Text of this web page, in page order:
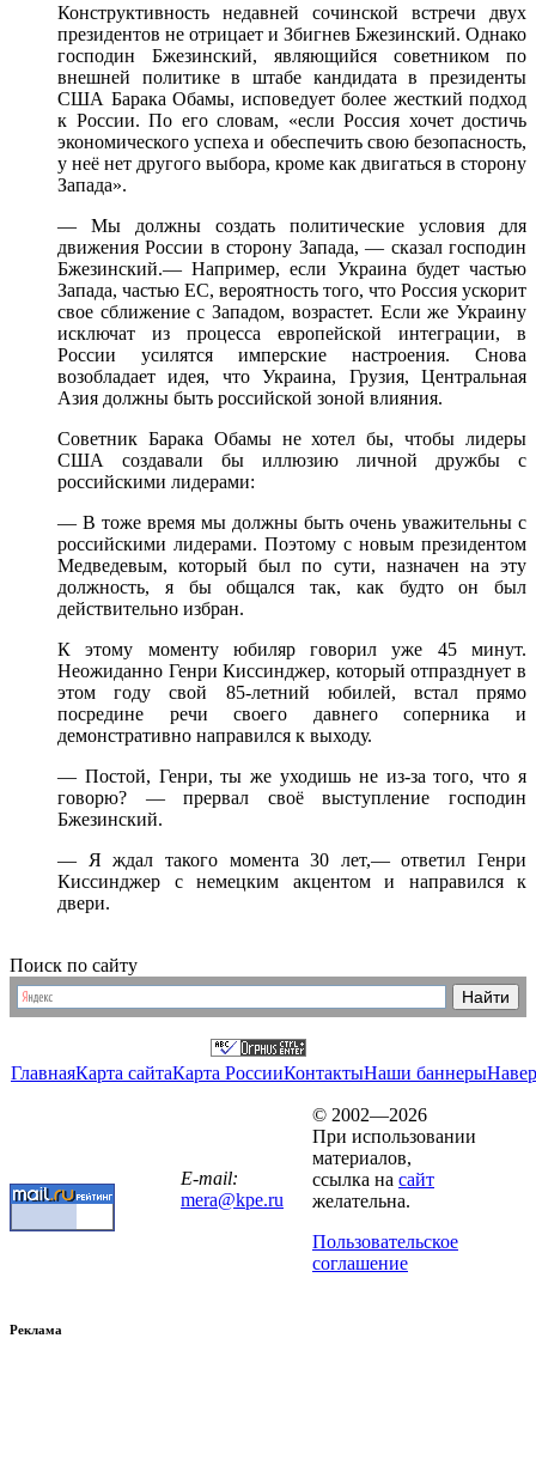
Конструктивность недавней сочинской встречи двух
президентов не отрицает и Збигнев Бжезинский. Однако
господин Бжезинский, являющийся советником по
внешней политикев штабе кандидатав президенты
США Барака Обамы, исповедует более жесткий подход
к России. По егословам, «если Россия хочет достичь
экономического успехаи обеспечитьсвою безопасность,
у неё нет другого выбора, кроме как двигаться в сторону
Запада».
— Мы должны создать политические условия для
движения России в сторону Запада, — сказал господин
Бжезинский.— Например, если Украина будет частью
Запада, частью ЕС, вероятность того, что Россия ускорит
свое сближениес Западом, возрастет. Если же Украину
исключат из процесса европейской интеграции, в
России усилятся имперские настроения. Снова
возобладает идея, что Украина, Грузия, Центральная
Азия должны быть российской зоной влияния.
Советник Барака Обамы не хотел бы, чтобы лидеры
США создавали бы иллюзию личной дружбы с
российскими лидерами:
— В тоже время мы должны быть очень уважительны с
российскими лидерами. Поэтому с новым президентом
Медведевым, который былпо сути, назначен на эту
должность, я быобщался так, как будто он был
действительно избран.
К этому моменту юбиляр говорил уже 45 минут.
Неожиданно Генри Киссинджер, который отпразднует в
этом году свой 85-летний юбилей, встал прямо
посредине речи своего давнего соперника и
демонстративно направился к выходу.
— Постой, Генри,ты же уходишь не из-за того,что я
говорю? —прервал своё выступление господин
Бжезинский.
— Я ждал такого момента30 лет,—ответил Генри
Киссинджер с немецким акцентом и направился
к
двери.
Поиск по сайту
ГлавнаяКарта сайтаКарта РоссииКонтактыНаши баннеры
E-mail:
mera@kpe.ru
© 2002—2026
При использовании
материалов,
ссылка на сайт
желательна.
Пользовательское
соглашение
Реклама